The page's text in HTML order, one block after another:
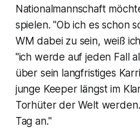
Nationalmannschaft
spielen. "Ob ich es schon
WM dabei zu sein, weiß
"ich werde auf jeden Fall
über sein langfristiges
junge Keeper längst im
Torhüter der Welt
Tag an."